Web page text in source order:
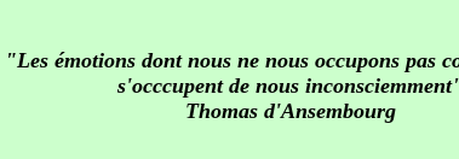
"Les émotions dont nous ne nous occupons pas
s'occcupent de nous
Thomas d'Ansembourg